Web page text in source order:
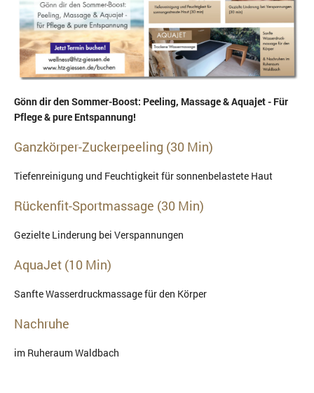
Gönn dir den Sommer-Boost: Peeling, Massage & Aquajet - Für
Pflege & pure Entspannung!
Ganzkörper-Zuckerpeeling (30 Min)
Tiefenreinigung und Feuchtigkeit für sonnenbelastete Haut
Rückenfit-Sportmassage (30 Min)
Gezielte Linderung bei Verspannungen
AquaJet (10 Min)
Sanfte Wasserdruckmassage für den Körper
Nachruhe
im Ruheraum Waldbach